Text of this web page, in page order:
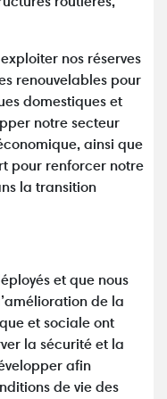
nos réserves
renouvelables pour
domestiques et
notre secteur
ainsi que
pour renforcer notre
la transition
et que nous
de la
et sociale ont
la sécurité et la
afin
de vie des